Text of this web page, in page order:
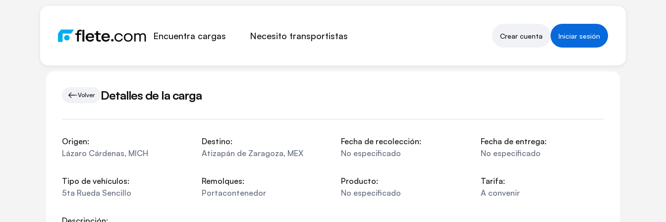
Encuentra cargas Necesito transportistas Crear cuenta Iniciar sesión
Volver Detalles de la carga
Origen:
Lázaro Cárdenas, MICH
Destino:
Atizapán de Zaragoza, MEX
Fecha de recolección:
No especificado
Fecha de entrega:
No especificado
Tipo de vehículos:
5ta Rueda Sencillo
Remolques:
Portacontenedor
Producto:
No especificado
Tarifa:
A convenir